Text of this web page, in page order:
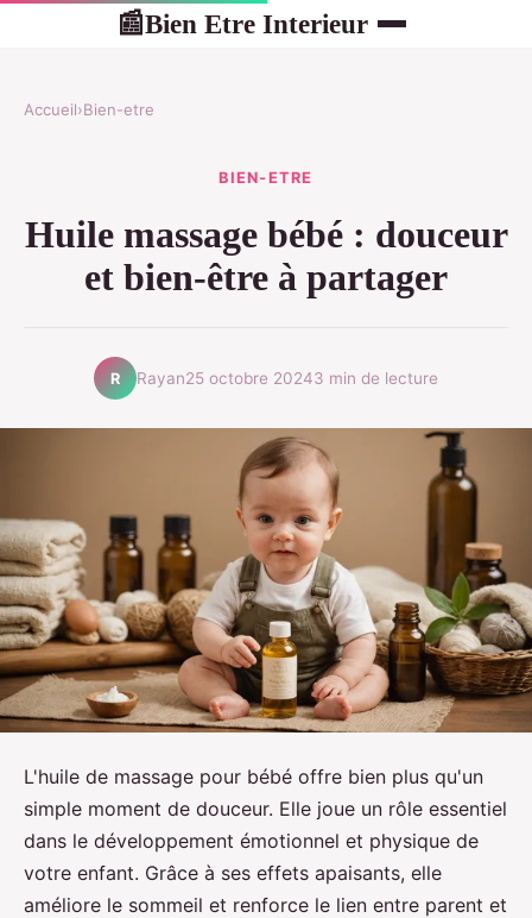
📰Bien Etre Interieur
Accueil›Bien-etre
BIEN-ETRE
Huile massage bébé : douceur
et bien-être à partager
R Rayan25 octobre 20243 min de lecture
L'huile de massage pour bébé offre bien plus qu'un
simple moment de douceur. Elle joue un rôle essentiel
dans le développement émotionnel et physique de
votre enfant. Grâce à ses effets apaisants, elle
améliore le sommeil et renforce le lien entre parent et